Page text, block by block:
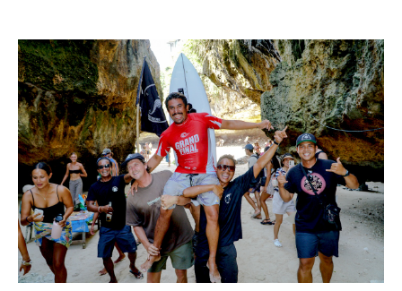
Yo-Yos
Sumba
Nihiwatu
Millers Right
Rote
Nembrala
Video
Nasional